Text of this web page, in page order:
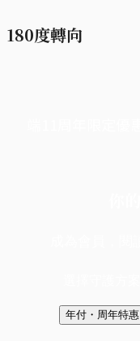
180度轉向
年付・周年特惠